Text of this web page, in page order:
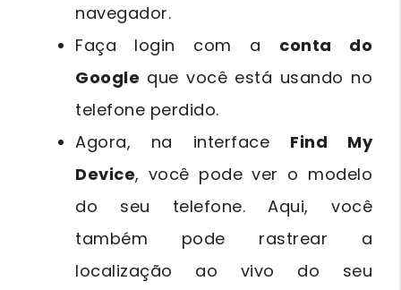
navegador.
Faça login com a conta do
Google que você está usando no
telefone perdido.
Agora, na interface Find My
Device, você pode ver o modelo
do seu telefone. Aqui, você
também pode rastrear a
localização ao vivo do seu